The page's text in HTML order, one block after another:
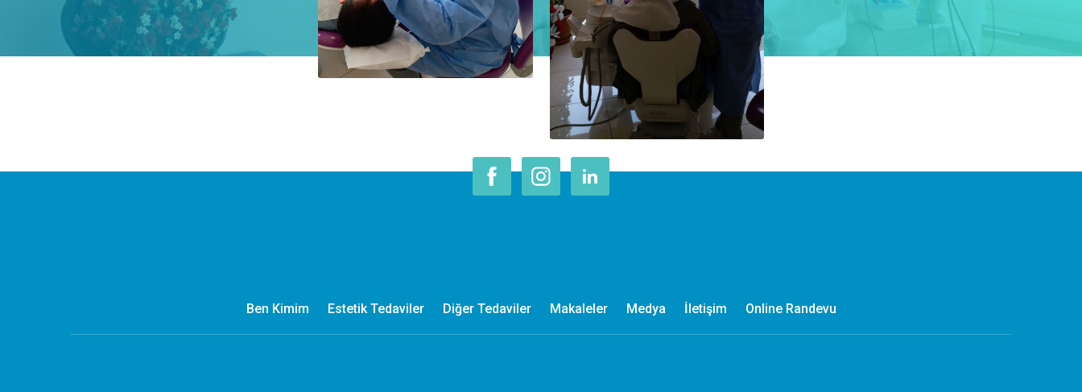
Ben Kimim Estetik Tedaviler Diğer Tedaviler Makaleler Medya İletişim Online Randevu